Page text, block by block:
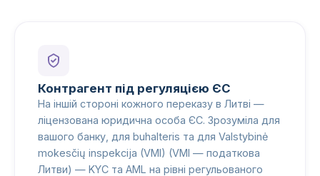
Контрагент під регуляцією ЄС
На іншій стороні кожного переказу в Литві —
ліцензована юридична особа ЄС. Зрозуміла для
вашого банку, для buhalteris та для Valstybinė
mokesčių inspekcija (VMI) (VMI — податкова
Литви) — KYC та AML на рівні регульованого